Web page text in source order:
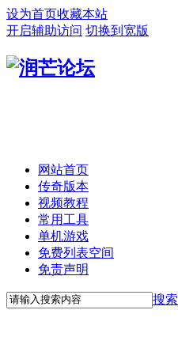
设为首页收藏本站
开启辅助访问 切换到宽版
网站首页
传奇版本
视频教程
常用工具
单机游戏
免费列表空间
免责声明
搜索